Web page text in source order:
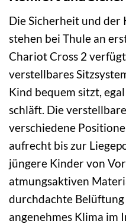
Die Sicherheit und
stehen bei Thule an
Chariot Cross 2
verstellbares
Kind bequem sitzt,
schläft. Die
verschiedene
aufrecht bis zur
jüngere Kinder von
atmungsaktiven
durchdachte
angenehmes Klima im